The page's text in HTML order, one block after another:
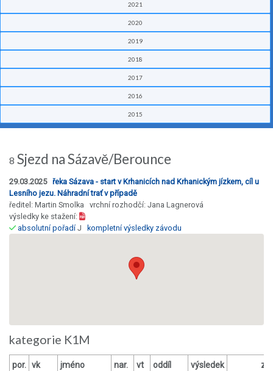
2021
2020
2019
2018
2017
2016
2015
8 Sjezd na Sázavě/Berounce
29.03.2025 řeka Sázava - start v Krhanicích nad Krhanickým jízkem, cíl u
Lesního jezu. Náhradní trať v případě
ředitel: Martin Smolka vrchní rozhodčí: Jana Lagnerová
výsledky ke stažení:
absolutní pořadíJ kompletní výsledky závodu
kategorie K1M
por. vk jméno nar. vt oddíl výsledek
za